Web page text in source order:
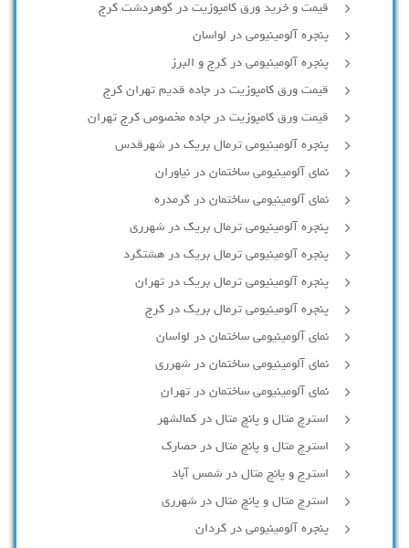
قیمت و خرید ورق کامپوزیت در گوهردشت کرج
پنجره آلومینیومی در لواسان
پنجره آلومینیومی در کرج و البرز
قیمت ورق کامپوزیت در جاده قدیم تهران کرج
قیمت ورق کامپوزیت در جاده مخصوص کرج تهران
پنجره آلومینیومی ترمال بریک در شهرقدس
نمای آلومینیومی ساختمان در نیاوران
نمای آلومینیومی ساختمان در گرمدره
پنجره آلومینیومی ترمال بریک در شهرری
پنجره آلومینیومی ترمال بریک در هشتگرد
پنجره آلومینیومی ترمال بریک در تهران
پنجره آلومینیومی ترمال بریک در کرج
نمای آلومینیومی ساختمان در لواسان
نمای آلومینیومی ساختمان در شهرری
نمای آلومینیومی ساختمان در تهران
استرچ متال و پانچ متال در کمالشهر
استرچ متال و پانچ متال در حصارك
استرچ و پانچ متال در شمس آباد
استرچ متال و پانچ متال در شهرری
پنجره آلومینیومی در کردان